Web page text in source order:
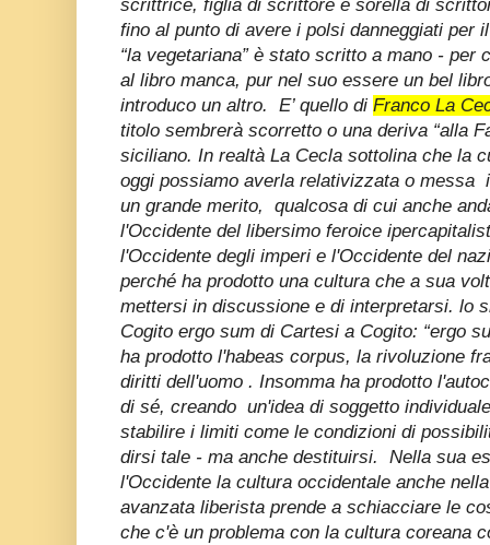
scrittrice, figlia di scrittore e sorella di
fino al punto di avere i polsi danneggiati per
“la vegetariana” è stato scritto a mano - per
al libro manca, pur nel suo essere un bel
introduco un altro. E’ quello di Franco La
titolo sembrerà scorretto o una deriva “alla
siciliano. In realtà La Cecla sottolina che la
oggi possiamo averla relativizzata o
un grande merito, qualcosa di cui anche
l'Occidente del libersimo feroice
l'Occidente degli imperi e l'Occidente del
perché ha prodotto una cultura che a sua
mettersi in discussione e di interpretarsi. lo
Cogito ergo sum di Cartesi a Cogito: “ergo
ha prodotto l'habeas corpus, la rivoluzione
diritti dell'uomo . Insomma ha prodotto
di sé, creando un'idea di soggetto
stabilire i limiti come le condizioni di
dirsi tale - ma anche destituirsi. Nella sua
l'Occidente la cultura occidentale anche
avanzata liberista prende a schiacciare le
che c'è un problema con la cultura coreana